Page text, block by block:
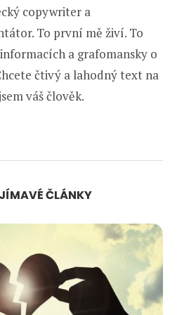
copywriter a
To první mě živí. To
a grafomansky o
čtivý a lahodný text na
váš člověk.
ČLÁNKY